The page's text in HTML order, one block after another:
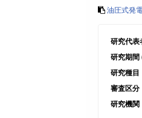
油圧式発
研究代表
研究期間
研究種目
審査区分
研究機関